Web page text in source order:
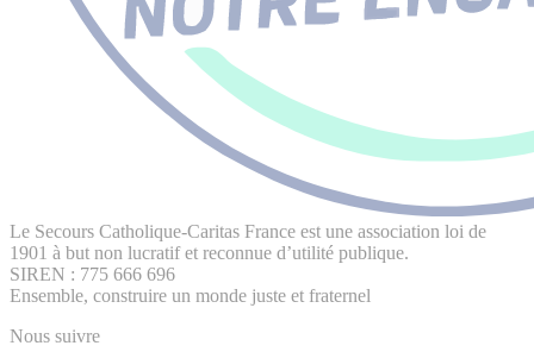
Le Secours Catholique-Caritas France est une association loi de
1901 à but non lucratif et reconnue d’utilité publique.
SIREN : 775 666 696
Ensemble, construire un monde juste et fraternel
Nous suivre